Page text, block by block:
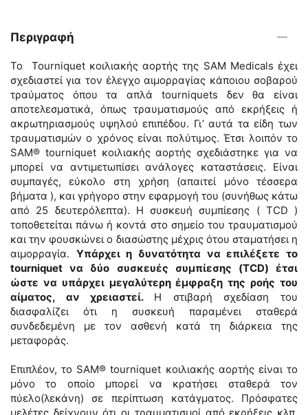
Περιγραφή
Το Tourniquet κοιλιακής αορτής της SAM Medicals έχει
σχεδιαστεί για τον έλεγχο αιμορραγίας κάποιου σοβαρού
τραύματος όπου τα απλά tourniquets δεν θα είναι
αποτελεσματικά, όπως τραυματισμούς από εκρήξεις ή
ακρωτηριασμούς υψηλού επιπέδου. Γι’ αυτά τα είδη των
τραυματισμών ο χρόνος είναι πολύτιμος. Έτσι λοιπόν το
SAM® tourniquet κοιλιακής αορτής σχεδιάστηκε για να
μπορεί να αντιμετωπίσει ανάλογες καταστάσεις. Είναι
συμπαγές, εύκολο στη χρήση (απαιτεί μόνο τέσσερα
βήματα ), και γρήγορο στην εφαρμογή του (συνήθως κάτω
από 25 δευτερόλεπτα). Η συσκευή συμπίεσης ( TCD )
τοποθετείται πάνω ή κοντά στο σημείο του τραυματισμού
και την φουσκώνει ο διασώστης μέχρις ότου σταματήσει η
αιμορραγία. Υπάρχει η δυνατότητα να επιλέξετε το
tourniquet να δύο συσκευές συμπίεσης (TCD) έτσι
ώστε να υπάρχει μεγαλύτερη έμφραξη της ροής του
αίματος, αν χρειαστεί. Η στιβαρή σχεδίαση του
διασφαλίζει ότι η συσκευή παραμένει σταθερά
συνδεδεμένη με τον ασθενή κατά τη διάρκεια της
μεταφοράς.
Επιπλέον, το SAM® tourniquet κοιλιακής αορτής είναι το
μόνο το οποίο μπορεί να κρατήσει σταθερά τον
πύελο(λεκάνη) σε περίπτωση κατάγματος. Πρόσφατες